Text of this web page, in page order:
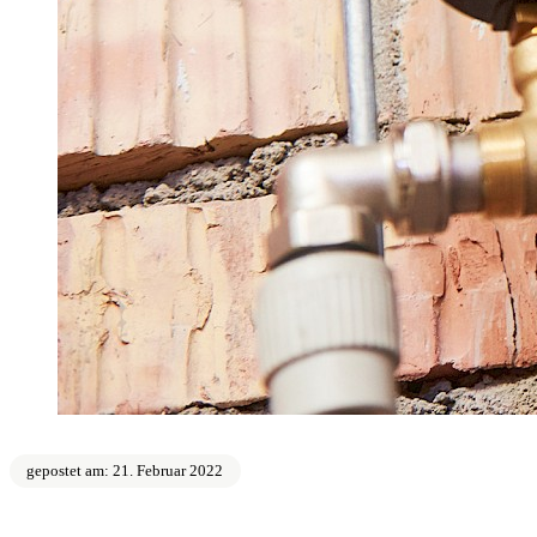
gepostet am: 21. Februar 2022